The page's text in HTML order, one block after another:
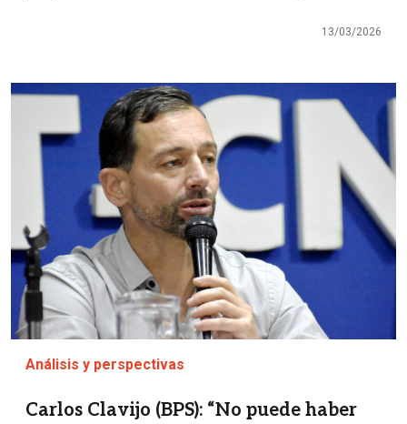
13/03/2026
Imagen
Análisis y perspectivas
Carlos Clavijo (BPS): “No puede haber